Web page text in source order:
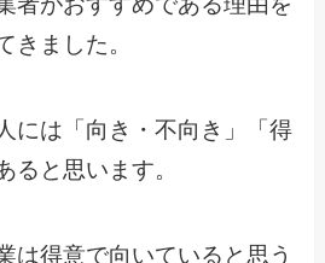
きました。
には「向き・不向き」「得
ると思います。
は得意で向いていると思う